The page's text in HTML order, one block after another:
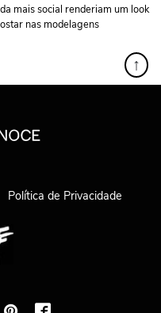
mais social renderiam um look
nas modelagens
↑
Política de Privacidade